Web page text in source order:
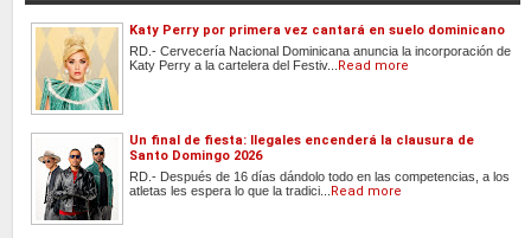
Katy Perry por primera vez cantará en suelo dominicano
RD.- Cervecería Nacional Dominicana anuncia la incorporación de
Katy Perry a la cartelera del Festiv...
Read more
Un final de fiesta: Ilegales encenderá la clausura de
Santo Domingo 2026
RD.- Después de 16 días dándolo todo en las competencias, a los
atletas les espera lo que la tradici...
Read more